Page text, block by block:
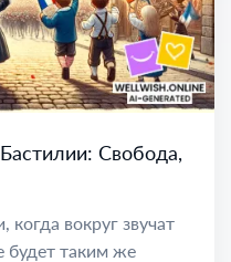
Свобода,
когда вокруг звучат
будет таким же